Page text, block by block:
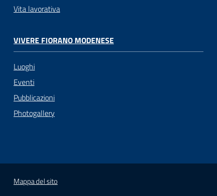
Vita lavorativa
VIVERE FIORANO MODENESE
Luoghi
Eventi
Pubblicazioni
Photogallery
Mappa del sito